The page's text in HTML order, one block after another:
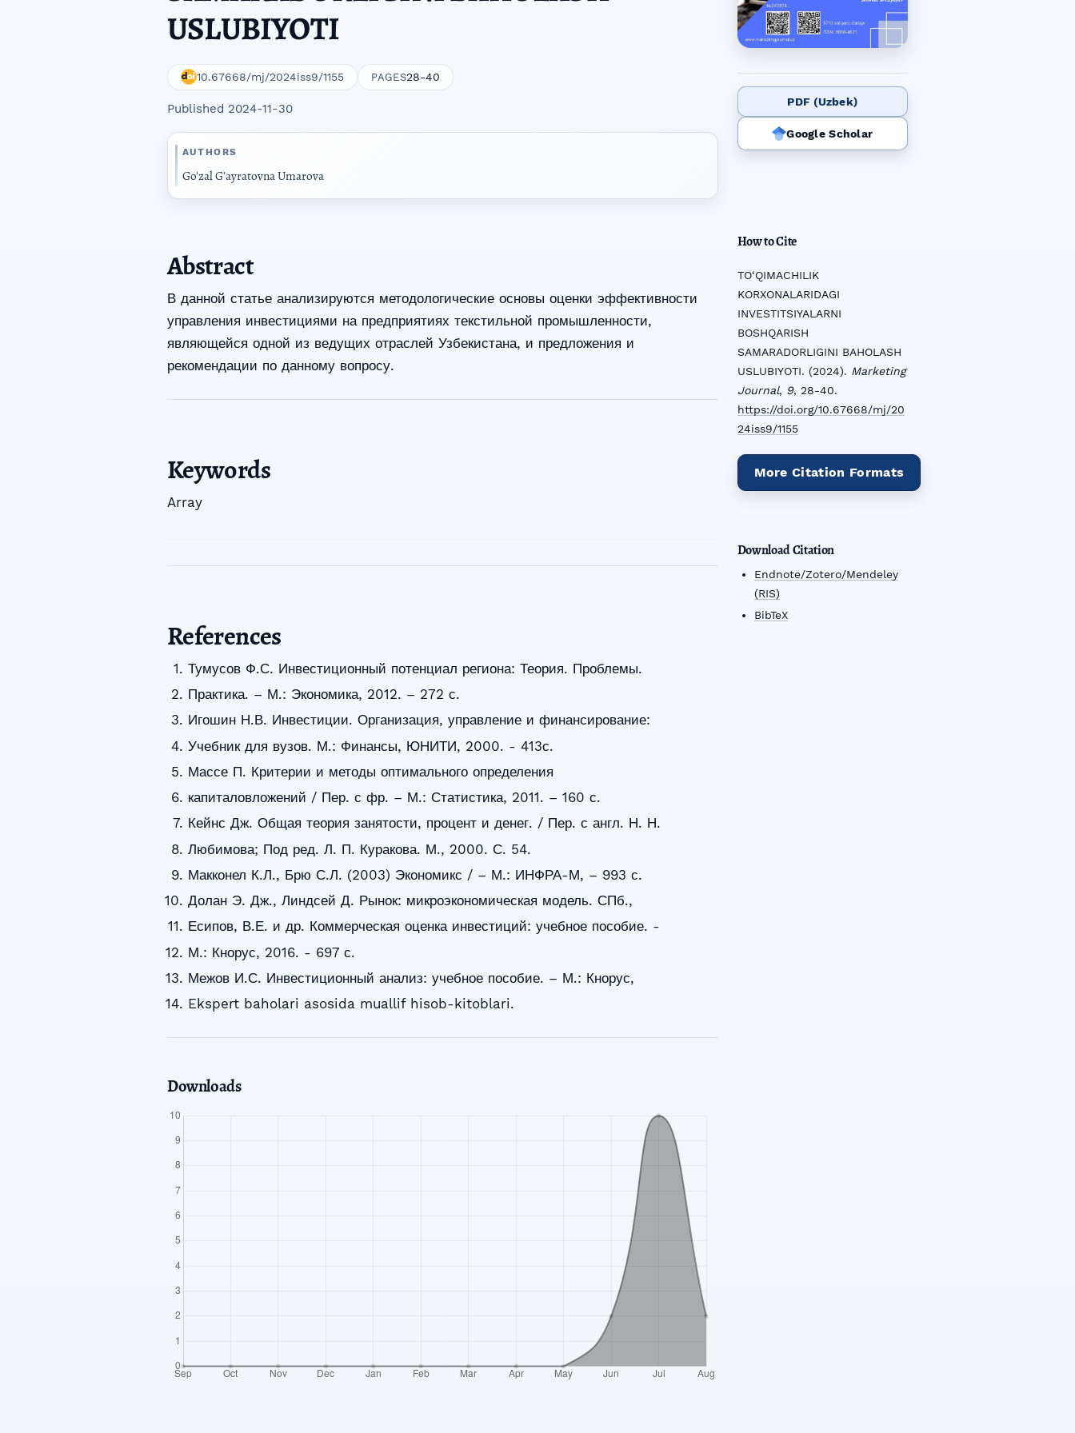
USLUBIYOTI
10.67668/mj/2024iss9/1155 PAGES28-40
Published 2024-11-30
AUTHORS
Go'zal G'ayratovna Umarova
PDF (Uzbek)
Google Scholar
How to Cite
TO‘QIMACHILIK
KORXONALARIDAGI
INVESTITSIYALARNI
BOSHQARISH
SAMARADORLIGINI BAHOLASH
USLUBIYOTI. (2024). Marketing
Journal, 9, 28-40.
https://doi.org/10.67668/mj/20
24iss9/1155
More Citation Formats
Download Citation
Endnote/Zotero/Mendeley
(RIS)
BibTeX
Abstract
В данной статье анализируются методологические основы оценки эффективности
управления инвестициями на предприятиях текстильной промышленности,
являющейся одной из ведущих отраслей Узбекистана, и предложения и
рекомендации по данному вопросу.
Keywords
Array
References
Тумусов Ф.С. Инвестиционный потенциал региона: Теория. Проблемы.
Практика. – М.: Экономика, 2012. – 272 с.
Игошин Н.В. Инвестиции. Организация, управление и финансирование:
Учебник для вузов. М.: Финансы, ЮНИТИ, 2000. - 413с.
Массе П. Критерии и методы оптимального определения
капиталовложений / Пер. с фр. – М.: Статистика, 2011. – 160 с.
Кейнс Дж. Общая теория занятости, процент и денег. / Пер. с англ. Н. Н.
Любимова; Под ред. Л. П. Куракова. М., 2000. С. 54.
Макконел К.Л., Брю С.Л. (2003) Экономикс / – М.: ИНФРА-М, – 993 с.
Долан Э. Дж., Линдсей Д. Рынок: микроэкономическая модель. СПб.,
Есипов, В.Е. и др. Коммерческая оценка инвестиций: учебное пособие. -
М.: Кнорус, 2016. - 697 с.
Межов И.С. Инвестиционный анализ: учебное пособие. – М.: Кнорус,
Ekspert baholari asosida muallif hisob-kitoblari.
Downloads